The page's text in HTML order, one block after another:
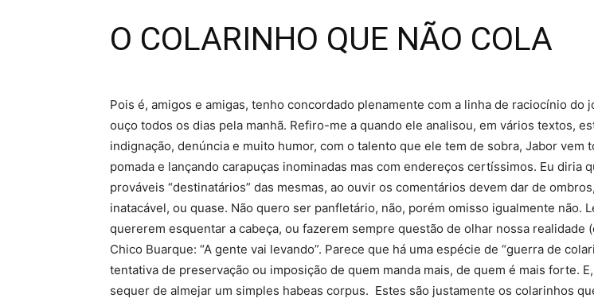
Sindicato
Nacional
O COLARINHO QUE NÃO COLA
Pois é, amigos e amigas, tenho concordado plenamente com a linha de raciocínio
ouço todos os dias pela manhã. Refiro-me a quando ele analisou, em vários textos,
indignação, denúncia e muito humor, com o talento que ele tem de sobra, Jabor
pomada e lançando carapuças inominadas mas com endereços certíssimos. Eu diria
prováveis “destinatários” das mesmas, ao ouvir os comentários devem dar de
inatacável, ou quase. Não quero ser panfletário, não, porém omisso igualmente não.
quererem esquentar a cabeça, ou fazerem sempre questão de olhar nossa
Chico Buarque: “A gente vai levando”. Parece que há uma espécie de “guerra de
tentativa de preservação ou imposição de quem manda mais, de quem é mais forte.
sequer de almejar um simples habeas corpus. Estes são justamente os colarinhos